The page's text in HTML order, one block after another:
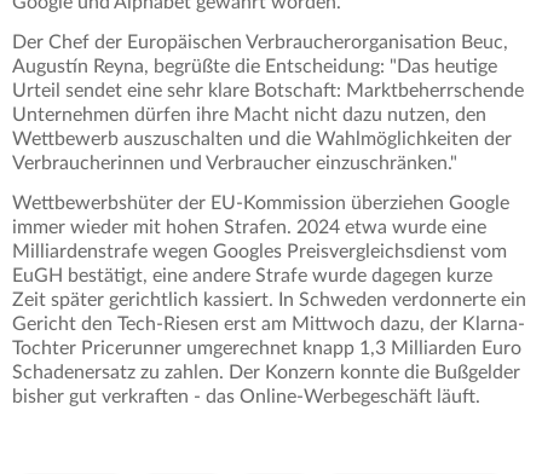
Der Chef der Europäischen Verbraucherorganisation Beuc,
Augustín Reyna, begrüßte die Entscheidung: "Das heutige
Urteil sendet eine sehr klare Botschaft: Marktbeherrschende
Unternehmen dürfen ihre Macht nicht dazu nutzen, den
Wettbewerb auszuschalten und die Wahlmöglichkeiten der
Verbraucherinnen und Verbraucher einzuschränken."
Wettbewerbshüter der EU-Kommission überziehen Google
immer wieder mit hohen Strafen. 2024 etwa wurde eine
Milliardenstrafe wegen Googles Preisvergleichsdienst vom
EuGH bestätigt, eine andere Strafe wurde dagegen kurze
Zeit später gerichtlich kassiert. In Schweden verdonnerte ein
Gericht den Tech-Riesen erst am Mittwoch dazu, der Klarna-
Tochter Pricerunner umgerechnet knapp 1,3 Milliarden Euro
Schadenersatz zu zahlen. Der Konzern konnte die Bußgelder
bisher gut verkraften - das Online-Werbegeschäft läuft.